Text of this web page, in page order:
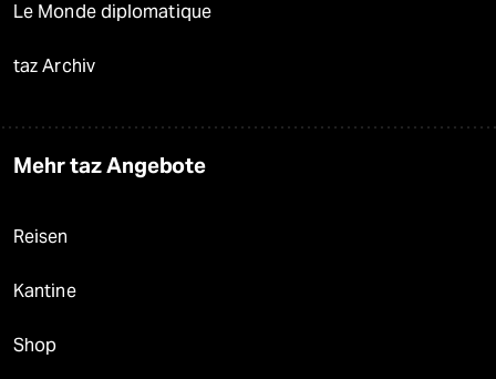
Le Monde diplomatique
taz Archiv
Mehr taz Angebote
Reisen
Kantine
Shop